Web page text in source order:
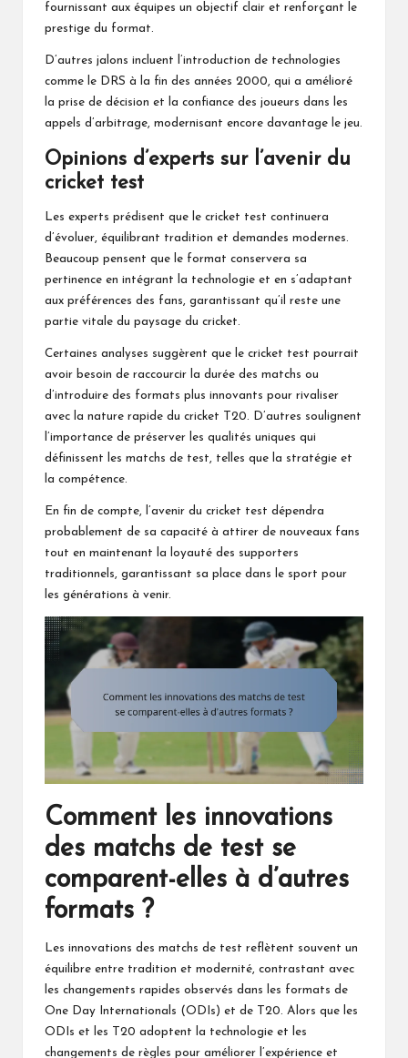
fournissant aux équipes un objectif clair et renforçant le
prestige du format.
D’autres jalons incluent l’introduction de technologies
comme le DRS à la fin des années 2000, qui a amélioré
la prise de décision et la confiance des joueurs dans les
appels d’arbitrage, modernisant encore davantage le jeu.
Opinions d’experts sur l’avenir du
cricket test
Les experts prédisent que le cricket test continuera
d’évoluer, équilibrant tradition et demandes modernes.
Beaucoup pensent que le format conservera sa
pertinence en intégrant la technologie et en s’adaptant
aux préférences des fans, garantissant qu’il reste une
partie vitale du paysage du cricket.
Certaines analyses suggèrent que le cricket test pourrait
avoir besoin de raccourcir la durée des matchs ou
d’introduire des formats plus innovants pour rivaliser
avec la nature rapide du cricket T20. D’autres soulignent
l’importance de préserver les qualités uniques qui
définissent les matchs de test, telles que la stratégie et
la compétence.
En fin de compte, l’avenir du cricket test dépendra
probablement de sa capacité à attirer de nouveaux fans
tout en maintenant la loyauté des supporters
traditionnels, garantissant sa place dans le sport pour
les générations à venir.
Comment les innovations
des matchs de test se
comparent-elles à d’autres
formats ?
Les innovations des matchs de test reflètent souvent un
équilibre entre tradition et modernité, contrastant avec
les changements rapides observés dans les formats de
One Day Internationals (ODIs) et de T20. Alors que les
ODIs et les T20 adoptent la technologie et les
changements de règles pour améliorer l’expérience et